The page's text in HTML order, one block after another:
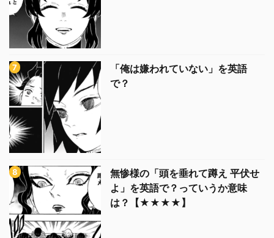
「俺は嫌われていない」を英語
で？
無惨様の「頭を垂れて蹲え 平伏せ
よ」を英語で？っていうか意味
は？【★★★★】